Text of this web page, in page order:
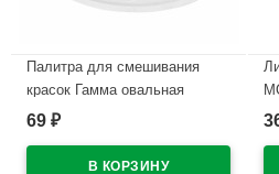
Палитра для смешивания
красок Гамма овальная
размер 23,2*16,9 арт.2305212
69 ₽